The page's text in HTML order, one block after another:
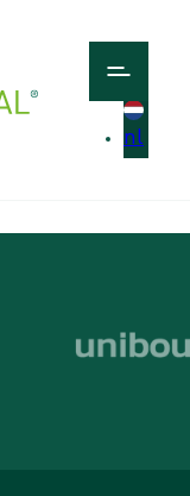
en
nl